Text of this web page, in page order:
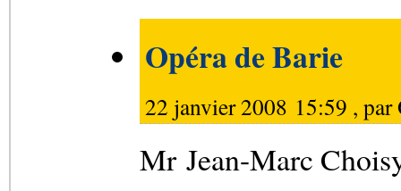
Opéra de Barie
22 janvier 2008 15:59 , par
Mr Jean-Marc